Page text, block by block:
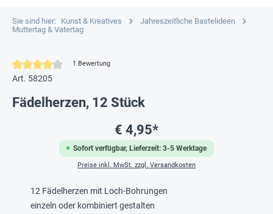
Sie sind hier: Kunst & Kreatives
Jahreszeitliche Bastelideen
Muttertag & Vatertag
Durchschnittliche Bewertung von 4 von 5 Sternen
1 Bewertung
Art. 58205
Fädelherzen, 12 Stück
Sofort verfügbar, Lieferzeit: 3-5 Werktage
€ 4,95*
Preise inkl. MwSt. zzgl. Versandkosten
12 Fädelherzen mit Loch-Bohrungen
einzeln oder kombiniert gestalten